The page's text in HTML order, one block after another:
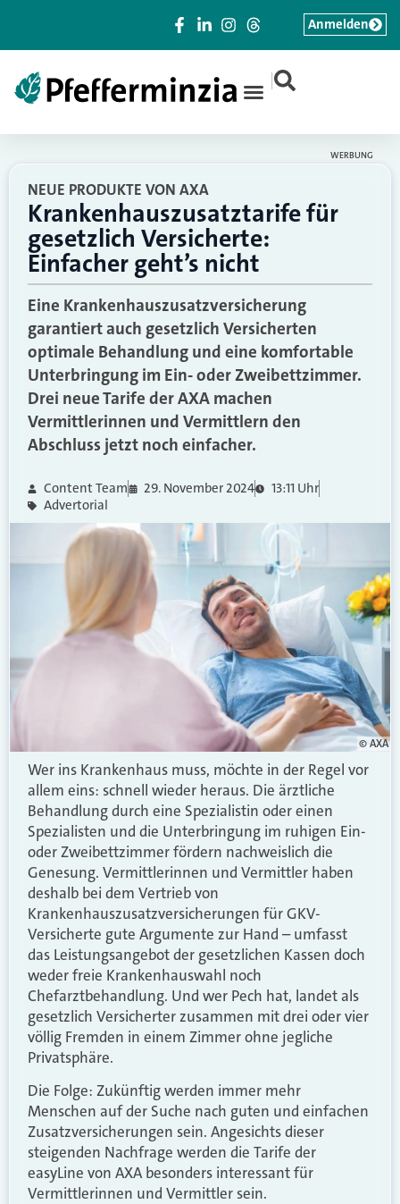
|
Anmelden
WERBUNG
NEUE PRODUKTE VON AXA
Krankenhauszusatztarife für
gesetzlich Versicherte:
Einfacher geht’s nicht
Eine Krankenhauszusatzversicherung
garantiert auch gesetzlich Versicherten
optimale Behandlung und eine komfortable
Unterbringung im Ein- oder Zweibettzimmer.
Drei neue Tarife der AXA machen
Vermittlerinnen und Vermittlern den
Abschluss jetzt noch einfacher.
Content Team 29. November 2024
13:11 Uhr
Advertorial
© AXA
Wer ins Krankenhaus muss, möchte in der Regel vor
allem eins: schnell wieder heraus. Die ärztliche
Behandlung durch eine Spezialistin oder einen
Spezialisten und die Unterbringung im ruhigen Ein-
oder Zweibettzimmer fördern nachweislich die
Genesung. Vermittlerinnen und Vermittler haben
deshalb bei dem Vertrieb von
Krankenhauszusatzversicherungen für GKV-
Versicherte gute Argumente zur Hand – umfasst
das Leistungsangebot der gesetzlichen Kassen doch
weder freie Krankenhauswahl noch
Chefarztbehandlung. Und wer Pech hat, landet als
gesetzlich Versicherter zusammen mit drei oder vier
völlig Fremden in einem Zimmer ohne jegliche
Privatsphäre.
Die Folge: Zukünftig werden immer mehr
Menschen auf der Suche nach guten und einfachen
Zusatzversicherungen sein. Angesichts dieser
steigenden Nachfrage werden die Tarife der
easyLine von AXA besonders interessant für
Vermittlerinnen und Vermittler sein.